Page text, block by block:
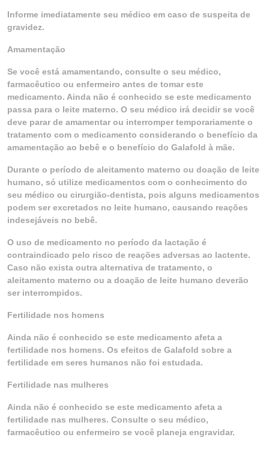
Informe imediatamente seu médico em caso de suspeita de
gravidez.
Amamentação
Se você está amamentando, consulte o seu médico,
farmacêutico ou enfermeiro antes de tomar este
medicamento. Ainda não é conhecido se este medicamento
passa para o leite materno. O seu médico irá decidir se você
deve parar de amamentar ou interromper temporariamente o
tratamento com o medicamento considerando o benefício da
amamentação ao bebê e o benefício do Galafold à mãe.
Durante o período de aleitamento materno ou doação de leite
humano, só utilize medicamentos com o conhecimento do
seu médico ou cirurgião-dentista, pois alguns medicamentos
podem ser excretados no leite humano, causando reações
indesejáveis no bebê.
O uso de medicamento no período da lactação é
contraindicado pelo risco de reações adversas ao lactente.
Caso não exista outra alternativa de tratamento, o
aleitamento materno ou a doação de leite humano deverão
ser interrompidos.
Fertilidade nos homens
Ainda não é conhecido se este medicamento afeta a
fertilidade nos homens. Os efeitos de Galafold sobre a
fertilidade em seres humanos não foi estudada.
Fertilidade nas mulheres
Ainda não é conhecido se este medicamento afeta a
fertilidade nas mulheres. Consulte o seu médico,
farmacêutico ou enfermeiro se você planeja engravidar.